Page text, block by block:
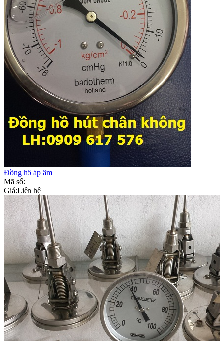
Đồng hồ áp âm
Mã số:
Giá:Liên hệ